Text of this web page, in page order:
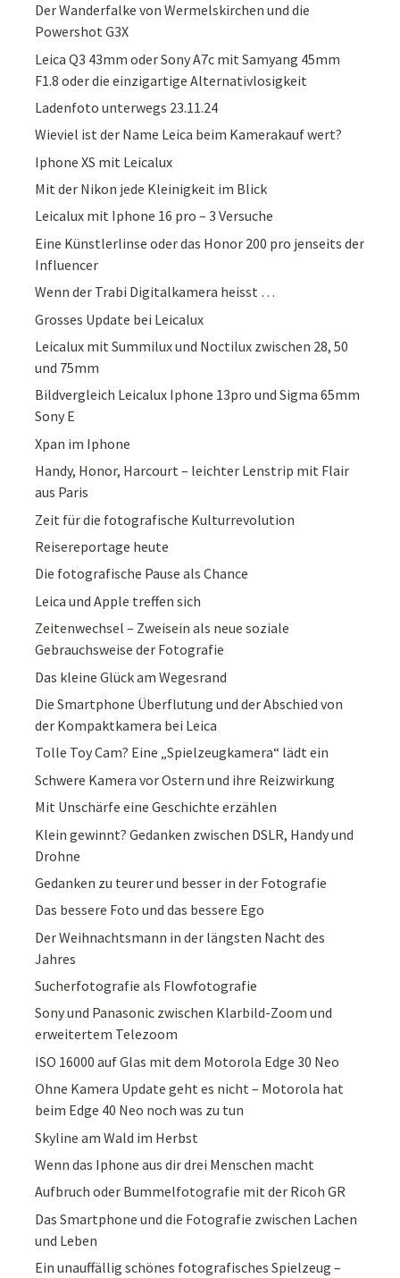
Der Wanderfalke von Wermelskirchen und die
Powershot G3X
Leica Q3 43mm oder Sony A7c mit Samyang 45mm
F1.8 oder die einzigartige Alternativlosigkeit
Ladenfoto unterwegs 23.11.24
Wieviel ist der Name Leica beim Kamerakauf wert?
Iphone XS mit Leicalux
Mit der Nikon jede Kleinigkeit im Blick
Leicalux mit Iphone 16 pro – 3 Versuche
Eine Künstlerlinse oder das Honor 200 pro jenseits der
Influencer
Wenn der Trabi Digitalkamera heisst …
Grosses Update bei Leicalux
Leicalux mit Summilux und Noctilux zwischen 28, 50
und 75mm
Bildvergleich Leicalux Iphone 13pro und Sigma 65mm
Sony E
Xpan im Iphone
Handy, Honor, Harcourt – leichter Lenstrip mit Flair
aus Paris
Zeit für die fotografische Kulturrevolution
Reisereportage heute
Die fotografische Pause als Chance
Leica und Apple treffen sich
Zeitenwechsel – Zweisein als neue soziale
Gebrauchsweise der Fotografie
Das kleine Glück am Wegesrand
Die Smartphone Überflutung und der Abschied von
der Kompaktkamera bei Leica
Tolle Toy Cam? Eine „Spielzeugkamera“ lädt ein
Schwere Kamera vor Ostern und ihre Reizwirkung
Mit Unschärfe eine Geschichte erzählen
Klein gewinnt? Gedanken zwischen DSLR, Handy und
Drohne
Gedanken zu teurer und besser in der Fotografie
Das bessere Foto und das bessere Ego
Der Weihnachtsmann in der längsten Nacht des
Jahres
Sucherfotografie als Flowfotografie
Sony und Panasonic zwischen Klarbild-Zoom und
erweitertem Telezoom
ISO 16000 auf Glas mit dem Motorola Edge 30 Neo
Ohne Kamera Update geht es nicht – Motorola hat
beim Edge 40 Neo noch was zu tun
Skyline am Wald im Herbst
Wenn das Iphone aus dir drei Menschen macht
Aufbruch oder Bummelfotografie mit der Ricoh GR
Das Smartphone und die Fotografie zwischen Lachen
und Leben
Ein unauffällig schönes fotografisches Spielzeug –